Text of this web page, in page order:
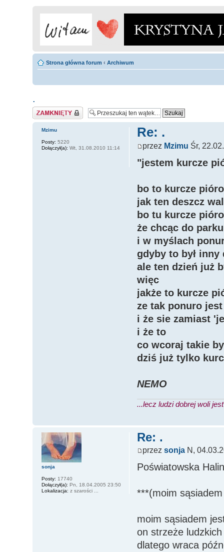
Strona główna forum ‹ Archiwum
.
Zamknięty
Re: .
przez Mzimu Śr,
"jestem kurcze
bo to kurcze
jak ten deszcz
bo tu kurcze
że chcąc do
i w myślach
gdyby to był inny
ale ten dzień już
więc
jakże to kurcze
ze tak ponuro
i że sie zamiast
i że to
co wcoraj takie
dziś już tylko
NEMO
...lecz ludzi dobrej woli
Mzimu
Posty: 5220
Dołączył(a): Wt, 31.08.2010 11:14
Re: .
przezsonja N,
Poświatowska
***(moim sąsiadem
moim sąsiadem
on strzeże
dlatego wraca
sonja
Posty: 17740
Dołączył(a): Pn, 18.04.2005 23:50
Lokalizacja: z szarości ...